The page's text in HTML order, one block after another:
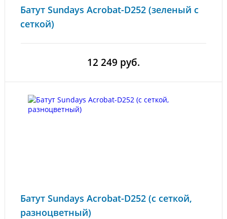
Батут Sundays Acrobat-D252 (зеленый с
сеткой)
12 249 руб.
Батут Sundays Acrobat-D252 (с сеткой,
разноцветный)